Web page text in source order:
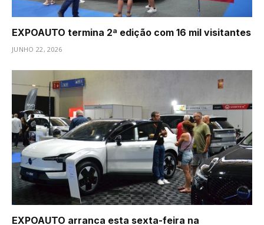
EXPOAUTO termina 2ª edição com 16 mil visitantes
JUNHO 22, 2026
EXPOAUTO arranca esta sexta-feira na